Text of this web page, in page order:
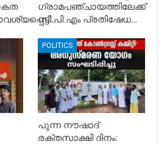
ഗ്രാമപഞ്ചായത്തിലേക്ക്
സി.പി.എം പ്രതിഷേധ…
POLITICS
പുന്ന നൗഷാദ്
രക്തസാക്ഷി ദിനം: